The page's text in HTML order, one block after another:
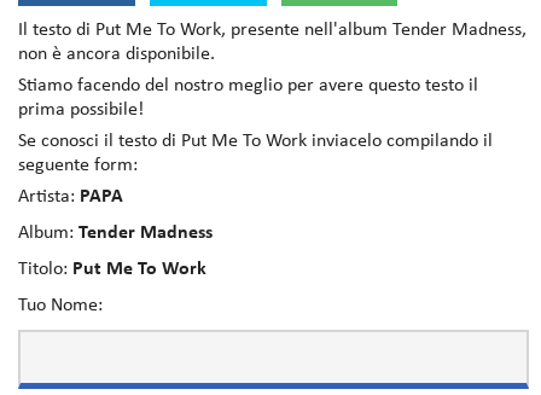
Il testo di Put Me To Work, presente nell'album Tender Madness,
non è ancora disponibile.
Stiamo facendo del nostro meglio per avere questo testo il
prima possibile!
Se conosci il testo di Put Me To Work inviacelo compilando il
seguente form:
Artista: PAPA
Album: Tender Madness
Titolo: Put Me To Work
Tuo Nome: